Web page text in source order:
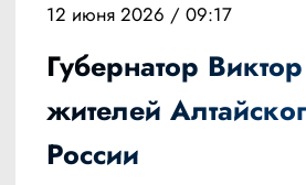
12 июня 2026 / 09:17
Губернатор
жителей
России